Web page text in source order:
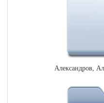
Александров,